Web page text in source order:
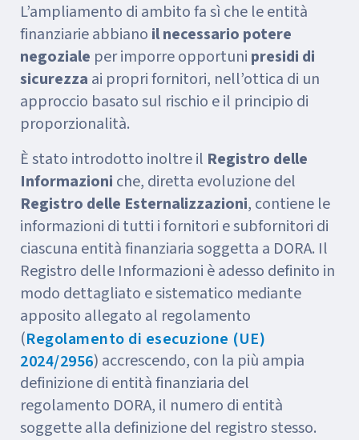
L’ampliamento di ambito fa sì che le entità
finanziarie abbiano il necessario potere
negoziale per imporre opportuni presidi di
sicurezza ai propri fornitori, nell’ottica di un
approccio basato sul rischio e il principio di
proporzionalità.
È stato introdotto inoltre il Registro delle
Informazioni che, diretta evoluzione del
Registro delle Esternalizzazioni, contiene le
informazioni di tutti i fornitori e subfornitori di
ciascuna entità finanziaria soggetta a DORA. Il
Registro delle Informazioni è adesso definito in
modo dettagliato e sistematico mediante
apposito allegato al regolamento
(Regolamento di esecuzione (UE)
2024/2956) accrescendo, con la più ampia
definizione di entità finanziaria del
regolamento DORA, il numero di entità
soggette alla definizione del registro stesso.